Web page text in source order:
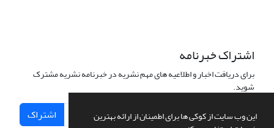
این وب سایت از کوکی ها برای اطمینان از ارائه بهترین
اشتراک خبرنامه
برای دریافت اخبار و اطلاعیه های مهم نشریه در خبرنامه نشریه مشترک
شوید.
اشتراک